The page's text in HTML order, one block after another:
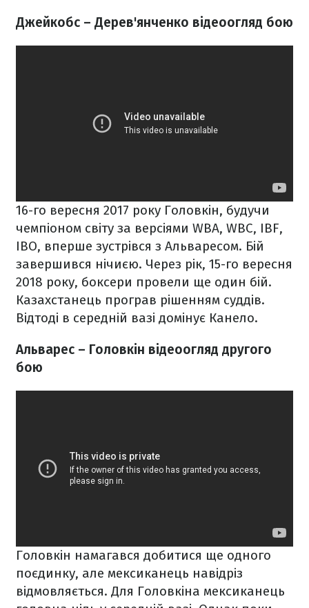
Джейкобс – Дерев'янченко відеоогляд бою
16-го вересня 2017 року Головкін, будучи
чемпіоном світу за версіями WBA, WBC, IBF,
IBO, вперше зустрівся з Альваресом. Бій
завершився нічиєю. Через рік, 15-го вересня
2018 року, боксери провели ще один бій.
Казахстанець програв рішенням суддів.
Відтоді в середній вазі домінує Канело.
Альварес – Головкін відеоогляд другого
бою
Головкін намагався добитися ще одного
поєдинку, але мексиканець навідріз
відмовляється. Для Головкіна мексиканець